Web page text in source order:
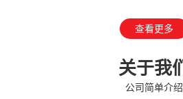
查看更多
关于我
公司简单介绍